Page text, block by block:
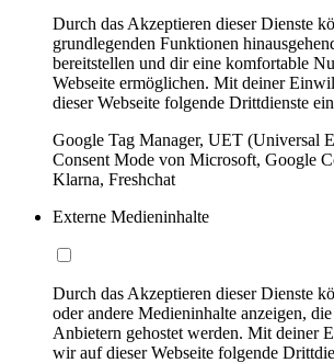
Durch das Akzeptieren dieser Dienste
grundlegenden Funktionen
bereitstellen und dir eine komfortable
Webseite ermöglichen. Mit deiner
dieser Webseite folgende Drittdienste
Google Tag Manager, UET (Universal
Consent Mode von Microsoft, Google
Klarna, Freshchat
Externe Medieninhalte
Durch das Akzeptieren dieser Dienste
oder andere Medieninhalte anzeigen,
Anbietern gehostet werden. Mit deiner
wir auf dieser Webseite folgende